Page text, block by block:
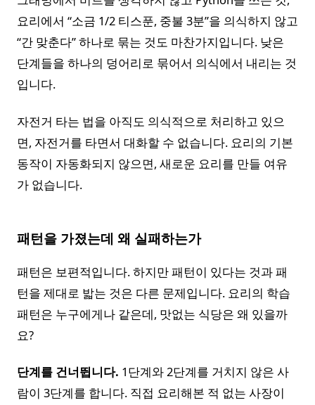
요리에서 “소금 1/2 티스푼, 중불 3분”을 의식하지 않고
“간 맞춘다” 하나로 묶는 것도 마찬가지입니다. 낮은
단계들을 하나의 덩어리로 묶어서 의식에서 내리는 것
입니다.
자전거 타는 법을 아직도 의식적으로 처리하고 있으
면, 자전거를 타면서 대화할 수 없습니다. 요리의 기본
동작이 자동화되지 않으면, 새로운 요리를 만들 여유
가 없습니다.
패턴을 가졌는데 왜 실패하는가
패턴은 보편적입니다. 하지만 패턴이 있다는 것과 패
턴을 제대로 밟는 것은 다른 문제입니다. 요리의 학습
패턴은 누구에게나 같은데, 맛없는 식당은 왜 있을까
요?
단계를 건너뜁니다. 1단계와 2단계를 거치지 않은 사
람이 3단계를 합니다. 직접 요리해본 적 없는 사장이